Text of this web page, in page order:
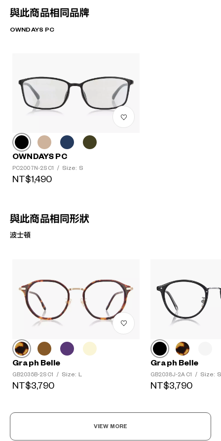
與此商品相同品牌
OWNDAYS PC
OWNDAYS PC
PC2007N-2S C1 / Size: S
NT$1,490
與此商品相同形狀
波士頓
Graph Belle
GB2035B-2S C1 / Size: L
NT$3,790
Graph Belle
GB2038J-2A C1 / Size: S
NT$3,790
VIEW MORE